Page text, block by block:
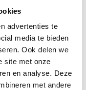
advertenties te
media te bieden
Ook delen we
site met onze
en analyse. Deze
met andere
je budget bij het
beslissingen
omzet in een